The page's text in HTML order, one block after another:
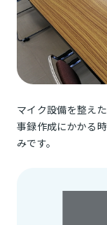
マイク設備を整え
事録作成にかかる
みです。